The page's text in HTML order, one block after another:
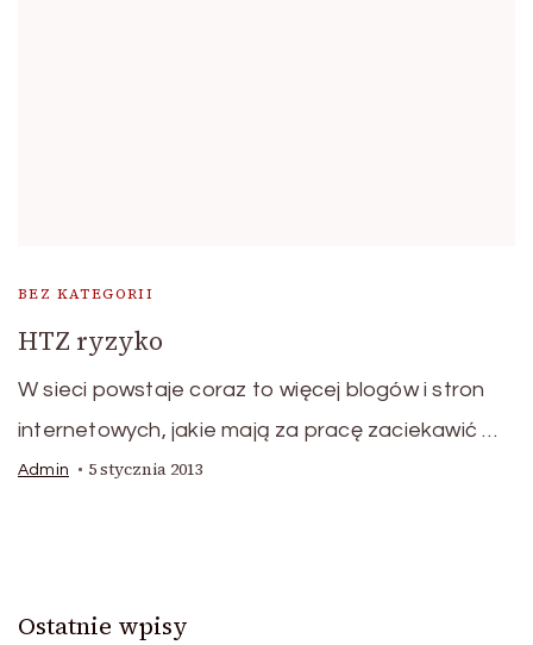
BEZ KATEGORII
HTZ ryzyko
W sieci powstaje coraz to więcej blogów i stron
internetowych, jakie mają za pracę zaciekawić …
Admin 5 stycznia 2013
Ostatnie wpisy